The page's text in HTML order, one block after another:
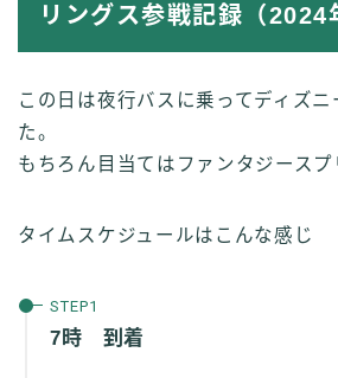
リングス参戦記録（2024
この日は夜行バスに乗ってディズ
た。
もちろん目当てはファンタジースプ
タイムスケジュールはこんな感じ
7時 到着